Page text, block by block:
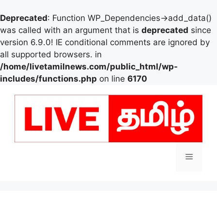
Deprecated: Function WP_Dependencies->add_data()
was called with an argument that is deprecated since
version 6.9.0! IE conditional comments are ignored by
all supported browsers. in
/home/livetamilnews.com/public_html/wp-
includes/functions.php on line 6170
Menu